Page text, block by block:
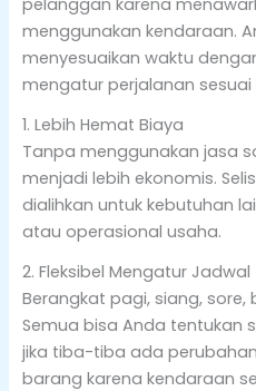
pelanggan karena
menggunakan kendaraan.
menyesuaikan waktu
mengatur perjalanan sesuai
1. Lebih Hemat Biaya
Tanpa menggunakan jasa
menjadi lebih ekonomis.
dialihkan untuk kebutuhan
atau operasional usaha.
2. Fleksibel Mengatur Jadwal
Berangkat pagi, siang,
Semua bisa Anda tentukan
jika tiba-tiba ada
barang karena kendaraan